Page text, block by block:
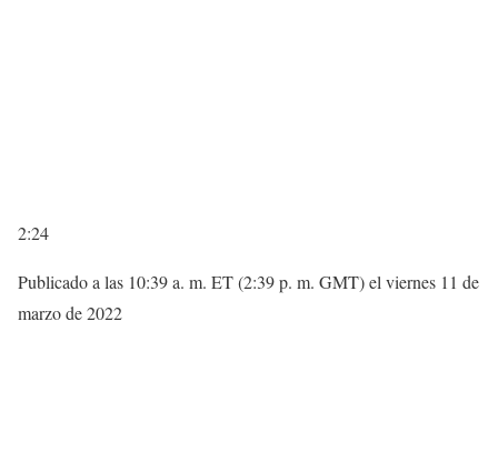
2:24
Publicado a las 10:39 a. m. ET (2:39 p. m. GMT) el viernes 11 de
marzo de 2022